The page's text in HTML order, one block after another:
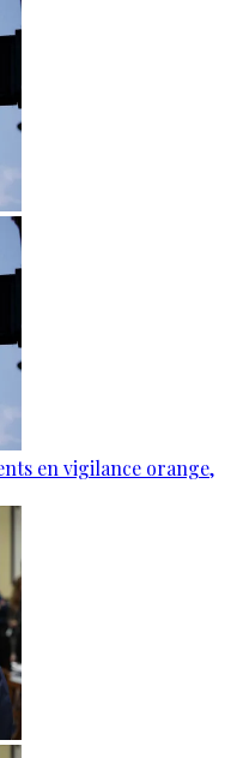
en vigilance orange,